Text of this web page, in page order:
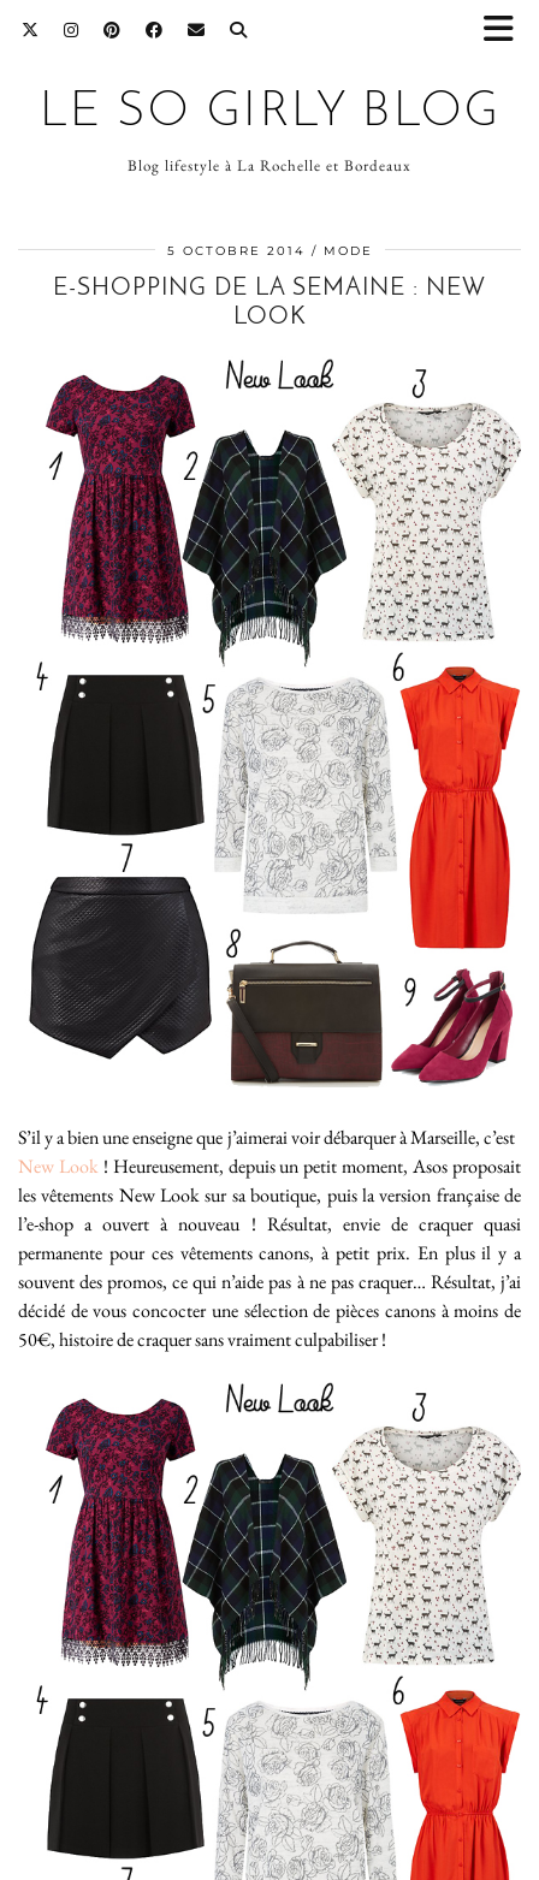
LE SO GIRLY BLOG
Blog lifestyle à La Rochelle et Bordeaux
5 OCTOBRE 2014 MODE
E-SHOPPING DE LA SEMAINE : NEW
LOOK
S’il y a bien une enseigne que j’aimerai voir débarquer à Marseille, c’est
New Look! Heureusement, depuis un petit moment, Asos proposait
les vêtements New Look sur sa boutique, puis la version française de
l’e-shop a ouvert à nouveau ! Résultat, envie de craquer quasi
permanente pour ces vêtements canons, à petit prix. En plus il y a
souvent des promos, ce qui n’aide pas à ne pas craquer… Résultat, j’ai
décidé de vous concocter une sélection de pièces canons à moins de
50€, histoire de craquer sans vraiment culpabiliser !